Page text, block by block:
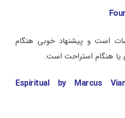
است و پیشنهاد خوبی هنگام
یا هنگام استراحت است.
Espiritual by Marcus